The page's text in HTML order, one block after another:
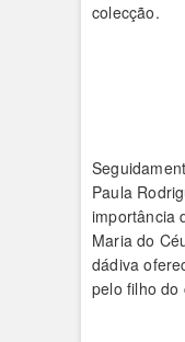
colecção.
Paula
importância
Maria do
dádiva
pelo filho do